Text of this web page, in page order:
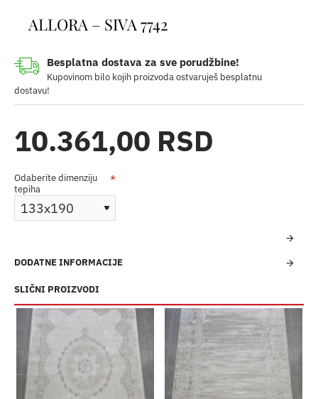
ALLORA – SIVA 7742
Besplatna dostava za sve porudžbine!
Kupovinom bilo kojih proizvoda ostvaruješ besplatnu
dostavu!
10.361,00 RSD
Odaberite dimenziju
tepiha
SLIČNI PROIZVODI
DODATNE INFORMACIJE